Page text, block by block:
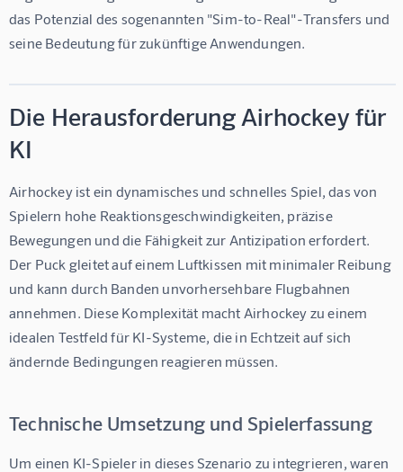
das Potenzial des sogenannten "Sim-to-Real"-Transfers und
seine Bedeutung für zukünftige Anwendungen.
Die Herausforderung Airhockey für
KI
Airhockey ist ein dynamisches und schnelles Spiel, das von
Spielern hohe Reaktionsgeschwindigkeiten, präzise
Bewegungen und die Fähigkeit zur Antizipation erfordert.
Der Puck gleitet auf einem Luftkissen mit minimaler Reibung
und kann durch Banden unvorhersehbare Flugbahnen
annehmen. Diese Komplexität macht Airhockey zu einem
idealen Testfeld für KI-Systeme, die in Echtzeit auf sich
ändernde Bedingungen reagieren müssen.
Technische Umsetzung und Spielerfassung
Um einen KI-Spieler in dieses Szenario zu integrieren, waren